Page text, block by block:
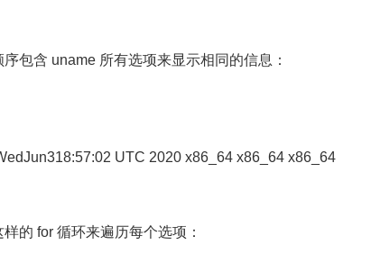
包含 uname 所有选项来显示相同的信息：
UTC 2020 x86_64 x86_64 x86_64
的 for 循环来遍历每个选项：